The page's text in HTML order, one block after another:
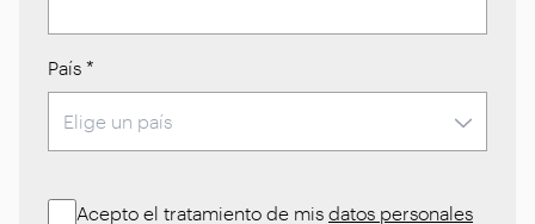
País *
Acepto el tratamiento de mis datos personales